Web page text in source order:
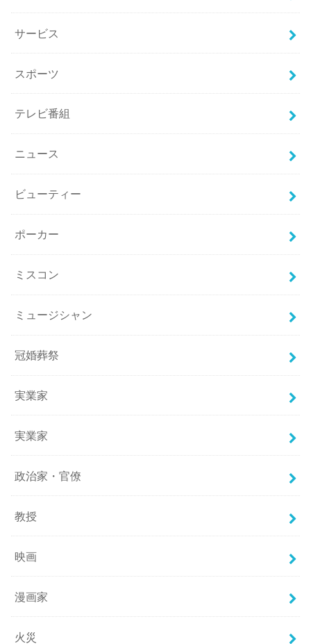
サービス
スポーツ
テレビ番組
ニュース
ビューティー
ポーカー
ミスコン
ミュージシャン
冠婚葬祭
実業家
実業家
政治家・官僚
教授
映画
漫画家
火災